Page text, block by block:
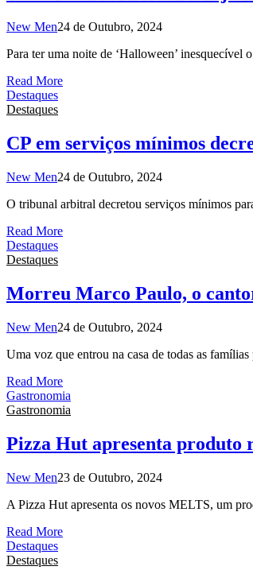
New Men24 de Outubro, 2024
Para ter uma noite de ‘Halloween’
Read More
Destaques
Destaques
CP em serviços mínimos
New Men24 de Outubro, 2024
O tribunal arbitral decretou serviços mínimos
Read More
Destaques
Destaques
Morreu Marco Paulo, o
New Men24 de Outubro, 2024
Uma voz que entrou na casa de todas as
Read More
Gastronomia
Gastronomia
Pizza Hut apresenta produto
New Men23 de Outubro, 2024
A Pizza Hut apresenta os novos MELTS, um
Read More
Destaques
Destaques